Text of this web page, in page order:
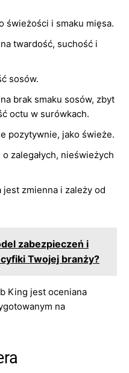
świeżości i smaku mięsa.
twardość, suchość i
sosów.
brak smaku sosów, zbyt
octu w surówkach.
pozytywnie, jako świeże.
zalegałych, nieświeżych
zmienna i zależy od
zabezpieczeń i
Twojej branży?
King jest oceniana
na